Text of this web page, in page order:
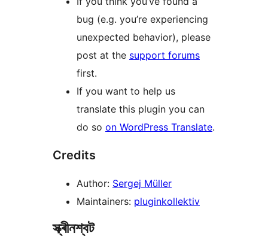
bug (e.g. you’re experiencing
unexpected behavior), please
post at the support forums
first.
If you want to help us
translate this plugin you can
do so on WordPress Translate.
Credits
Author: Sergej Müller
Maintainers: pluginkollektiv
স্ক্ৰীনশ্বট